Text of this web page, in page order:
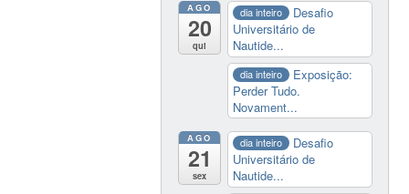
AGO
20
qui
dia inteiro
Desafio
Universitário de
Nautide...
dia inteiro
Exposição:
Perder Tudo.
Novament...
AGO
21
sex
dia inteiro
Desafio
Universitário de
Nautide...